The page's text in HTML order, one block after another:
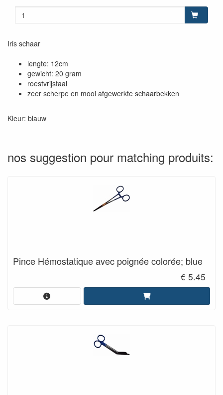
Iris schaar
lengte: 12cm
gewicht: 20 gram
roestvrijstaal
zeer scherpe en mooi afgewerkte schaarbekken
Kleur: blauw
nos suggestion pour matching produits:
Pince Hémostatique avec poignée colorée; blue
€ 5.45